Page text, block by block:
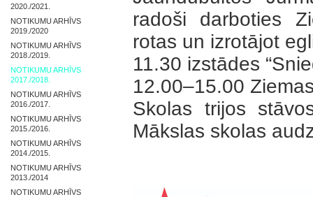
2020./2021.
NOTIKUMU ARHĪVS
2019./2020
NOTIKUMU ARHĪVS
2018./2019.
NOTIKUMU ARHĪVS
2017./2018.
NOTIKUMU ARHĪVS
2016./2017.
NOTIKUMU ARHĪVS
2015./2016.
NOTIKUMU ARHĪVS
2014./2015.
NOTIKUMU ARHĪVS
2013./2014
NOTIKUMU ARHĪVS
radoši darboties
rotas un izrotājot
11.30 izstādes
12.00–15.00
Skolas trijos
Mākslas skolas